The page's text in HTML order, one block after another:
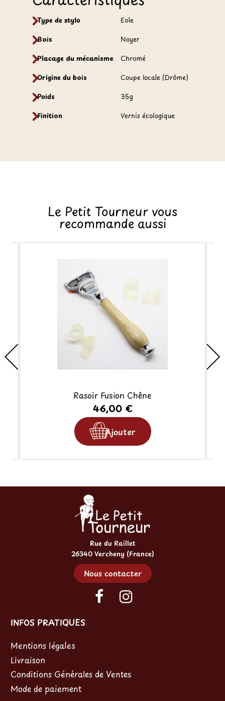
Type de stylo
Eole
Bois
Noyer
Placage du mécanisme
Chromé
Origine du bois
Coupe locale (Drôme)
Poids
35g
Finition
Vernis écologique
Le Petit Tourneur vous
recommande aussi
Rasoir Fusion Chêne
46,00 €
Ajouter
Rue du Raillet
26340 Vercheny (France)
Nous contacter
INFOS PRATIQUES
Mentions légales
Livraison
Conditions Générales de Ventes
Mode de paiement